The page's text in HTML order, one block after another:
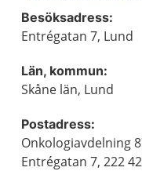
Besöksadress:
Entrégatan 7, Lund
Län, kommun:
Skåne län, Lund
Postadress:
Onkologiavdelning
Entrégatan 7, 222